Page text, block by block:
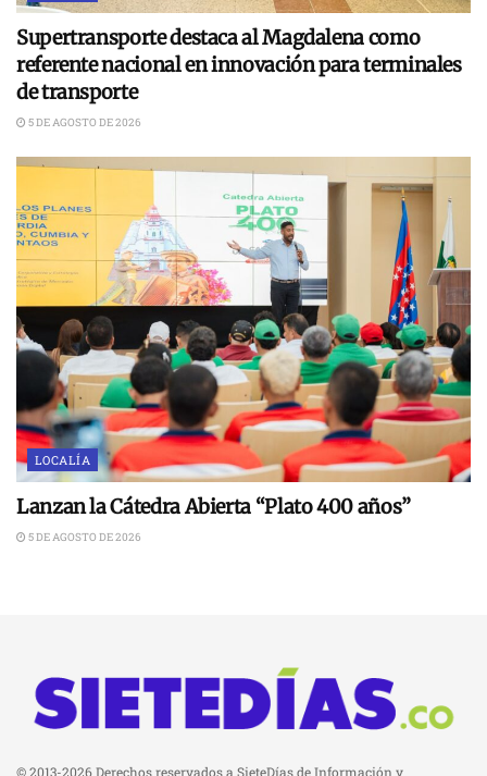
Supertransporte destaca al Magdalena como
referente nacional en innovación para terminales
de transporte
5 DE AGOSTO DE 2026
LOCALÍA
Lanzan la Cátedra Abierta “Plato 400 años”
5 DE AGOSTO DE 2026
© 2013-2026 Derechos reservados a SieteDías de Información y